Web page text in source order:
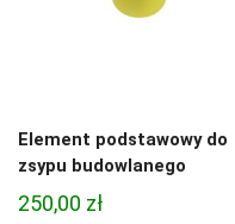
Element podstawowy do
zsypu budowlanego
250,00 zł